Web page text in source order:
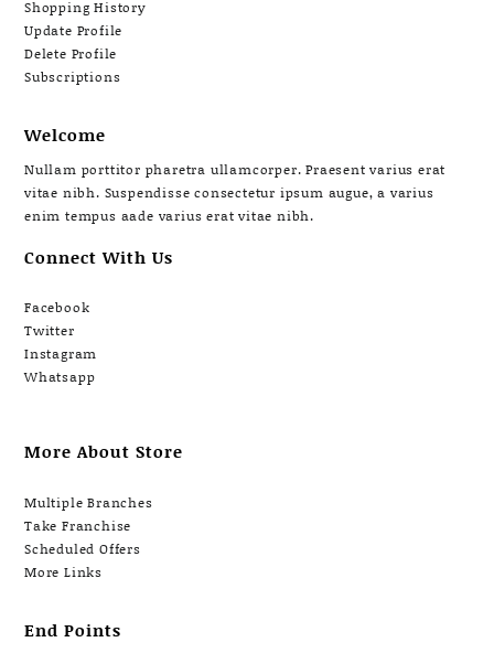
Shopping History
Update Profile
Delete Profile
Subscriptions
Welcome
Nullam porttitor pharetra ullamcorper. Praesent varius erat
vitae nibh. Suspendisse consectetur ipsum augue, a varius
enim tempus aade varius erat vitae nibh.
Connect With Us
Facebook
Twitter
Instagram
Whatsapp
More About Store
Multiple Branches
Take Franchise
Scheduled Offers
More Links
End Points